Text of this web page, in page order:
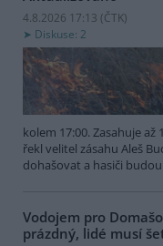
4.8.2026 17:13 (ČTK)
Diskuse: 2
kolem 17:00. Zasahuje až
řekl velitel zásahu Aleš
dohašovat a hasiči
Vodojem pro
prázdný, lidé musí